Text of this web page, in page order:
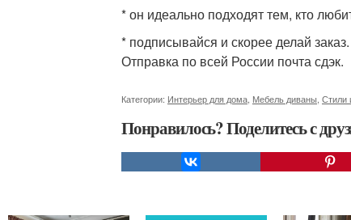
* он идеально подходят тем, кто
* подписывайся и скорее делай заказ.
Отправка по всей России почта сдэк.
Категории: Интерьер для дома Мебель диваны Стили
Понравилось? Поделитесь с